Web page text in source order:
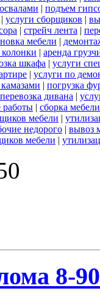
| подъем
| услуги сборщиков |
| стрейч лента |
мебели |
| аренда
шкафа | услуги
| услуги по
| погрузка
перевозка дивана |
работы | сборка мебели
мебели |
недорого | вывоз
мебели |
8-